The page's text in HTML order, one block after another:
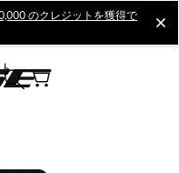
のクレジットを獲得で